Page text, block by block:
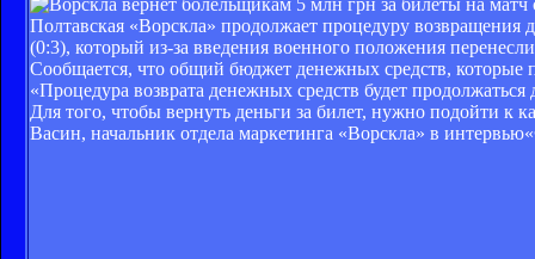
Полтавская «Ворскла» продолжает процедуру
(0:3), который из-за введения военного положения
Сообщается, что общий бюджет денежных средств, которые
«Процедура возврата денежных средств будет
Для того, чтобы вернуть деньги за билет, нужно подойти к
Васин, начальник отдела маркетинга «Ворскла» в